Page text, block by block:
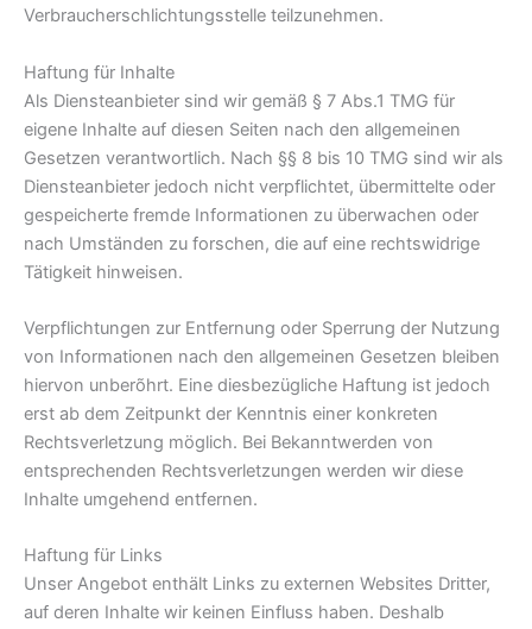
Verbraucherschlichtungsstelle teilzunehmen.
Haftung für Inhalte
Als Diensteanbieter sind wir gemäß § 7 Abs.1 TMG für
eigene Inhalte auf diesen Seiten nach den allgemeinen
Gesetzen verantwortlich. Nach §§ 8 bis 10 TMG sind wir als
Diensteanbieter jedoch nicht verpflichtet, übermittelte oder
gespeicherte fremde Informationen zu überwachen oder
nach Umständen zu forschen, die auf eine rechtswidrige
Tätigkeit hinweisen.
Verpflichtungen zur Entfernung oder Sperrung der Nutzung
von Informationen nach den allgemeinen Gesetzen bleiben
hiervon unberõhrt. Eine diesbezügliche Haftung ist jedoch
erst ab dem Zeitpunkt der Kenntnis einer konkreten
Rechtsverletzung möglich. Bei Bekanntwerden von
entsprechenden Rechtsverletzungen werden wir diese
Inhalte umgehend entfernen.
Haftung für Links
Unser Angebot enthält Links zu externen Websites Dritter,
auf deren Inhalte wir keinen Einfluss haben. Deshalb